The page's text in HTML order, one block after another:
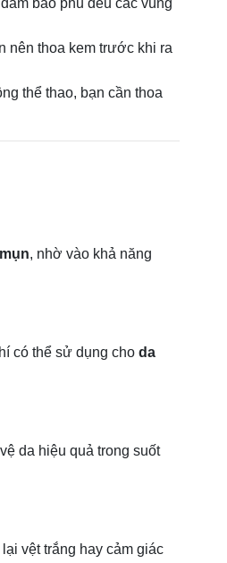
bảo phủ đều các vùng
nên thoa kem trước khi ra
thể thao, bạn cần thoa
, nhờ vào khả năng
có thể sử dụng cho da
da hiệu quả trong suốt
vệt trắng hay cảm giác